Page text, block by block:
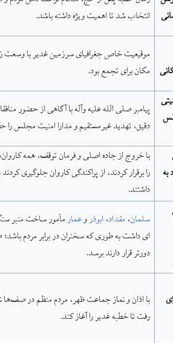
انتخاب شد تا اهمیت ویژه داشته باشد.
موقیعیت خاص جغرافیای سرزمین غدیر با وسعت
مکان برای تجمع بود.
پیامبر صلی الله علیه وآله با آگاهی از حضور
دقیق، تهدید غیرمستقیم و مدارا امنیت مجلس را
به
با خروج از جاده اصلی و فرمان توقف، همه
را برقرار کردند، از پراکندگی کاروان جلوگیری
داشتند.
سلمان، مقداد،ابوذروعمارمأمور ساخت منبر
ای داشت به طوری که سخنران در برابر مردم
دورتر قرار دارند برسد.
با اذان و نماز جماعت ظهر، مردم منظم در صف‌ها
رفت تا خطبه غدیر را آغاز کند.